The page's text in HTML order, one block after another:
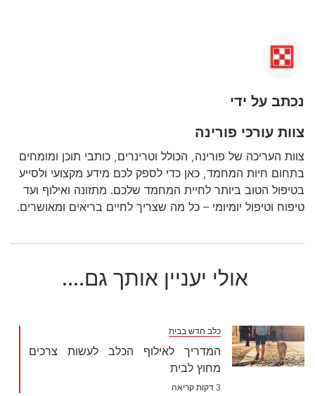
נכתב על ידי
צוות עורכי פורינה
צוות העריכה של פורינה, הכולל וטרינרים, כותבי תוכן ומומחים
בתחום חיות המחמד, כאן כדי לספק לכם מידע מקצועי ולסייע
בטיפול הטוב ביותר לחיית המחמד שלכם. מתזונה ואילוף ועד
טיפוח וטיפול יומיומי – כל מה שצריך לחיים בריאים ומאושרים.
אולי יעניין אותך גם....
כלב חדש בבית
המדריך לאילוף הכלב לעשות צרכים
מחוץ לבית
3 דקות קריאה